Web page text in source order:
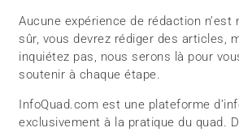
Aucune expérience de rédaction n’est
sûr, vous devrez rédiger des articles,
inquiétez pas, nous serons là pour
soutenir à chaque étape.
InfoQuad.com est une plateforme
exclusivement à la pratique du quad.